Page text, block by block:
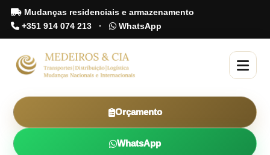
Mudanças residenciais e armazenamento
+351 914 074 213 · WhatsApp
Orçamento
WhatsApp